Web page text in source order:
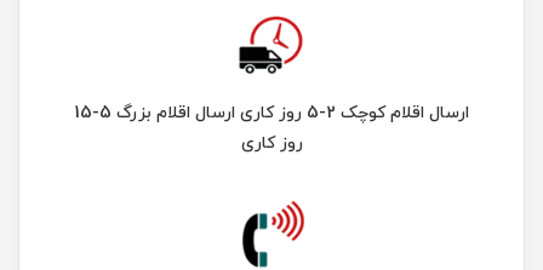
ارسال اقلام کوچک 2-5 روز کاری ارسال اقلام بزرگ 5-15
روز کاری